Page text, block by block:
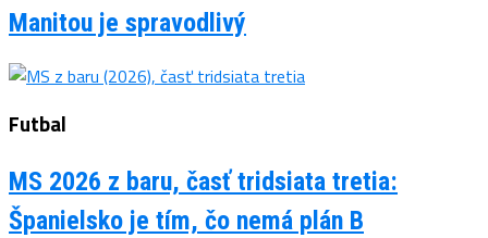
Manitou je spravodlivý
Futbal
MS 2026 z baru, časť tridsiata tretia:
Španielsko je tím, čo nemá plán B